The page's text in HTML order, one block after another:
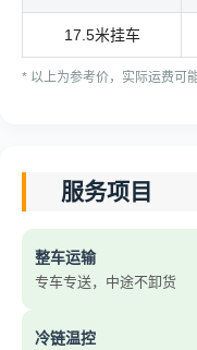
17.5米挂车
* 以上为参考价，实际运费可
服务项目
整车运输
专车专送，中途不卸货
冷链温控